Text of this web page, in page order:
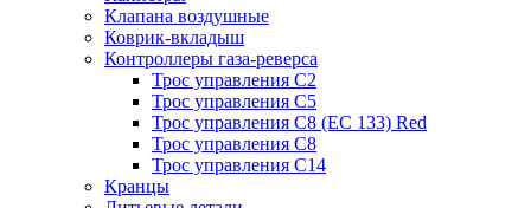
Клапана воздушные
Коврик-вкладыш
Контроллеры газа-реверса
Трос управления C2
Трос управления C5
Трос управления C8 (ЕС 133) Red
Трос управления C8
Трос управления C14
Кранцы